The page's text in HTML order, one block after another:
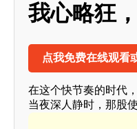
我心略狂
点我免费在线观看
在这个快节奏的时代
当夜深人静时，那股